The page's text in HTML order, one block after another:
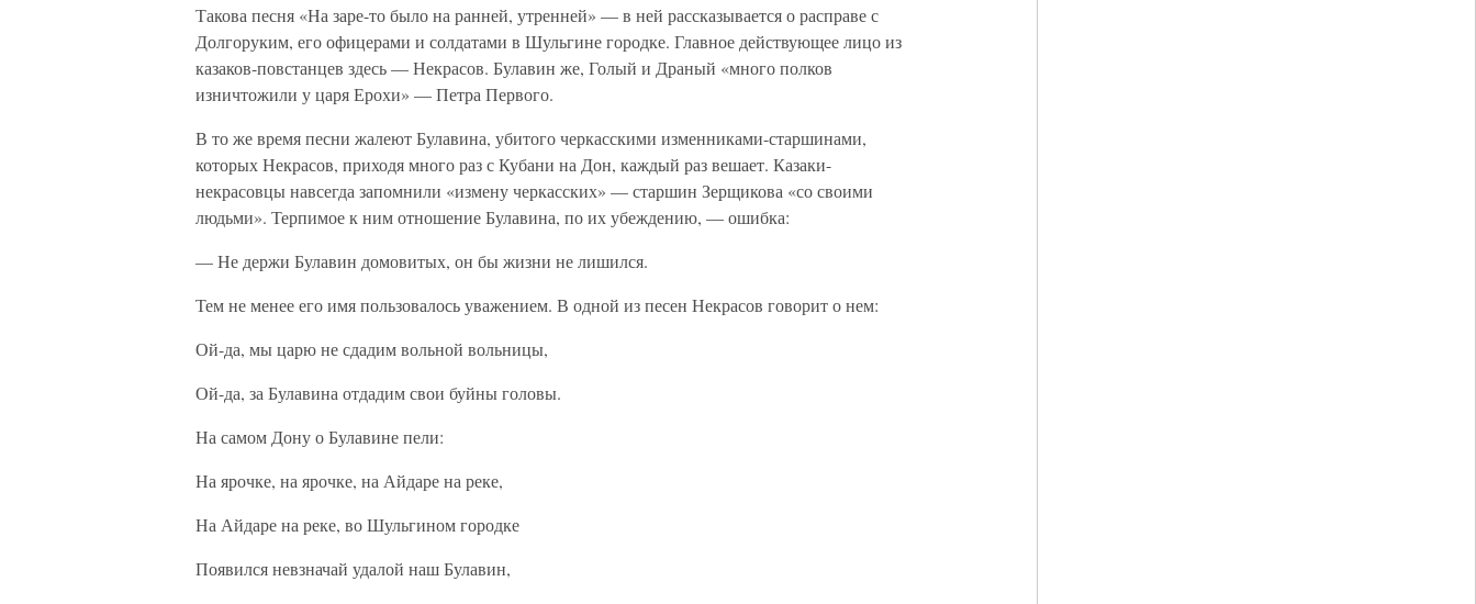
Такова песня «На заре-то было на ранней, утренней» — в ней рассказывается о расправе с
Долгоруким, его офицерами и солдатами в Шульгине городке. Главное действующее лицо из
казаков-повстанцев здесь — Некрасов. Булавин же, Голый и Драный «много полков
изничтожили у царя Ерохи» — Петра Первого.
В то же время песни жалеют Булавина, убитого черкасскими изменниками-старшинами,
которых Некрасов, приходя много раз с Кубани на Дон, каждый раз вешает. Казаки-
некрасовцы навсегда запомнили «измену черкасских» — старшин Зерщикова «со своими
людьми». Терпимое к ним отношение Булавина, по их убеждению, — ошибка:
— Не держи Булавин домовитых, он бы жизни не лишился.
Тем не менее его имя пользовалось уважением. В одной из песен Некрасов говорит о нем:
Ой-да, мы царю не сдадим вольной вольницы,
Ой-да, за Булавина отдадим свои буйны головы.
На самом Дону о Булавине пели:
На ярочке, на ярочке, на Айдаре на реке,
На Айдаре на реке, во Шульгином городке
Появился невзначай удалой наш Булавин,